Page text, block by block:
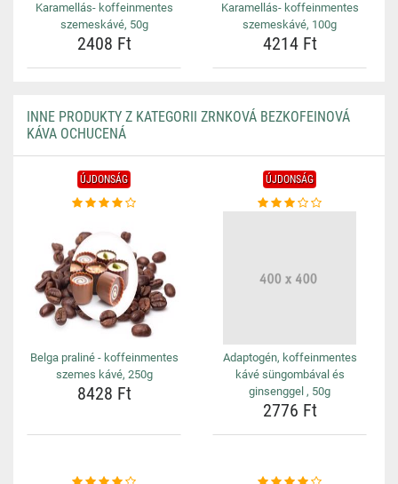
Karamellás- koffeinmentes
szemeskávé, 50g
2408 Ft
Karamellás- koffeinmentes
szemeskávé, 100g
4214 Ft
INNE PRODUKTY Z KATEGORII ZRNKOVÁ BEZKOFEINOVÁ
KÁVA OCHUCENÁ
ÚJDONSÁG
Belga praliné - koffeinmentes
szemes kávé, 250g
8428 Ft
ÚJDONSÁG
Adaptogén, koffeinmentes
kávé süngombával és
ginsenggel , 50g
2776 Ft